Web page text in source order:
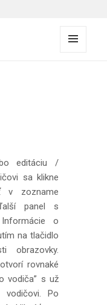
editáciu /
sa klikne
v zozname
panel s
o
na tlačidlo
obrazovky.
rovnaké
vodiča” s už
vodičovi. Po